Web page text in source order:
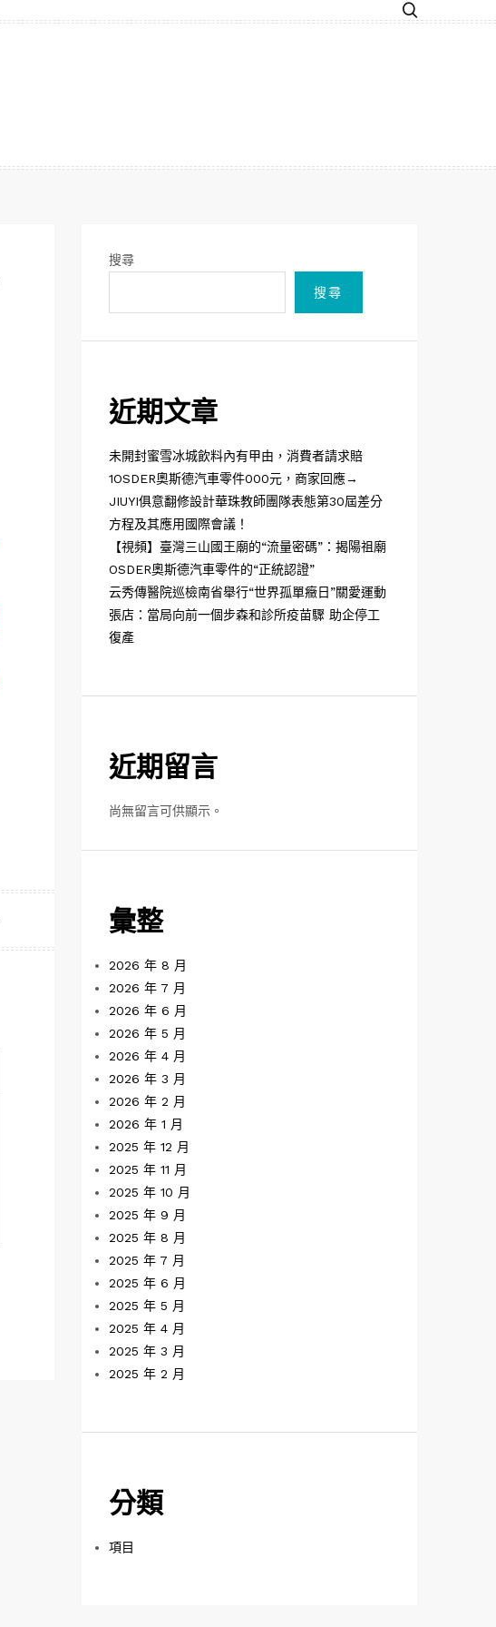
搜尋
搜尋
近期文章
未開封蜜雪冰城飲料內有甲由，消費者請求賠
1OSDER奧斯德汽車零件000元，商家回應→
JIUYI俱意翻修設計華珠教師團隊表態第30屆差分
方程及其應用國際會議！
【視頻】臺灣三山國王廟的“流量密碼”：揭陽祖廟
OSDER奧斯德汽車零件的“正統認證”
云秀傳醫院巡檢南省舉行“世界孤單癥日”關愛運動
張店：當局向前一個步森和診所疫苗驟 助企停工
復產
近期留言
尚無留言可供顯示。
彙整
2026 年 8 月
2026 年 7 月
2026 年 6 月
2026 年 5 月
2026 年 4 月
2026 年 3 月
2026 年 2 月
2026 年 1 月
2025 年 12 月
2025 年 11 月
2025 年 10 月
2025 年 9 月
2025 年 8 月
2025 年 7 月
2025 年 6 月
2025 年 5 月
2025 年 4 月
2025 年 3 月
2025 年 2 月
分類
項目